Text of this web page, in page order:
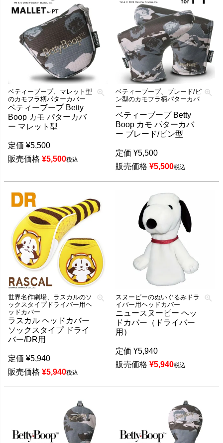
ベティーブープ、マレット型
のカモフラ柄パターカバー
ベティーブープ Betty
Boop カモ パターカバ
ー マレット型
定価 ¥5,500
販売価格 ¥5,500税込
ベティーブープ、ブレード/ピ
ン型のカモフラ柄パターカバ
ー
ベティーブープ Betty
Boop カモ パターカバ
ー ブレード/ピン型
定価 ¥5,500
販売価格 ¥5,500税込
世界名作劇場、ラスカルのソ
ックスタイプドライバー用ヘ
ッドカバー
ラスカル ヘッドカバー
ソックスタイプ ドライ
バー/DR用
定価 ¥5,940
販売価格 ¥5,940税込
スヌーピーのぬいぐるみドラ
イバー用ヘッドカバー
ニュースヌーピー ヘッ
ドカバー（ドライバー
用）
定価 ¥5,940
販売価格 ¥5,940税込